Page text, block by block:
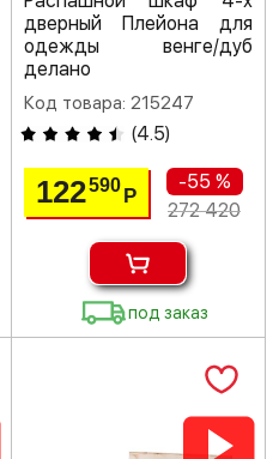
дверный Плейона для
одежды венге/дуб
делано
Код товара: 215247
(4.5)
122590 Р
-55 %
272 420
под заказ